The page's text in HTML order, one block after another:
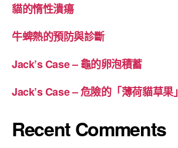
貓的惰性潰瘍
牛蜱熱的預防與診斷
Jack’s Case – 龜的卵泡積蓄
Jack’s Case – 危險的「薄荷貓草果」
Recent Comments